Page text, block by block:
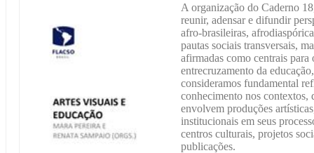
A organização do Caderno
reunir, adensar e difundir
afro-brasileiras,
pautas sociais transversais,
afirmadas como centrais para
entrecruzamento da
consideramos fundamental
conhecimento nos contextos,
envolvem produções
institucionais em seus
centros culturais, projetos
publicações.